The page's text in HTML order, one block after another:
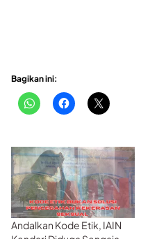
Bagikan ini:
Andalkan Kode Etik, IAIN